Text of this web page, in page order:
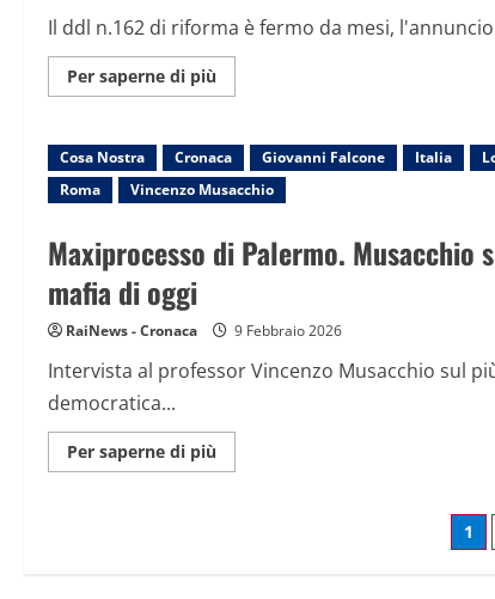
Il ddl n.162 di riforma è fermo da mesi,
Per saperne di più
informazioni
il
disegno
di
legge
di
il
3
al
Senato
Cosa Nostra Cronaca Giovanni Falcone Italia
Roma
Vincenzo Musacchio
Maxiprocesso di Palermo.
mafia di oggi
RaiNews - Cronaca 9 Febbraio 2026
Intervista al professor Vincenzo Musacchio sul
democratica...
Per saperne di più
informazioni
1